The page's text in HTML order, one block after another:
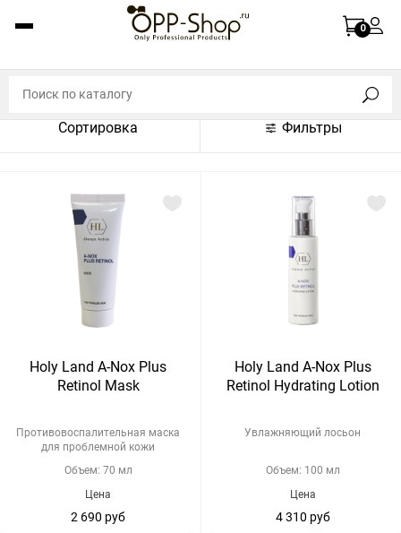
0
Сортировка Фильтры
По названию (A-Z)
По цене (по возрастанию)
По цене (по убыванию)
По популярности (по убыванию)
120
Holy Land A-Nox Plus
Retinol Mask
Противовоспалительная маска
для проблемной кожи
Объем: 70 мл
Цена
2 690 руб
Holy Land A-Nox Plus
Retinol Hydrating Lotion
Увлажняющий лосьон
Объем: 100 мл
Цена
4 310 руб